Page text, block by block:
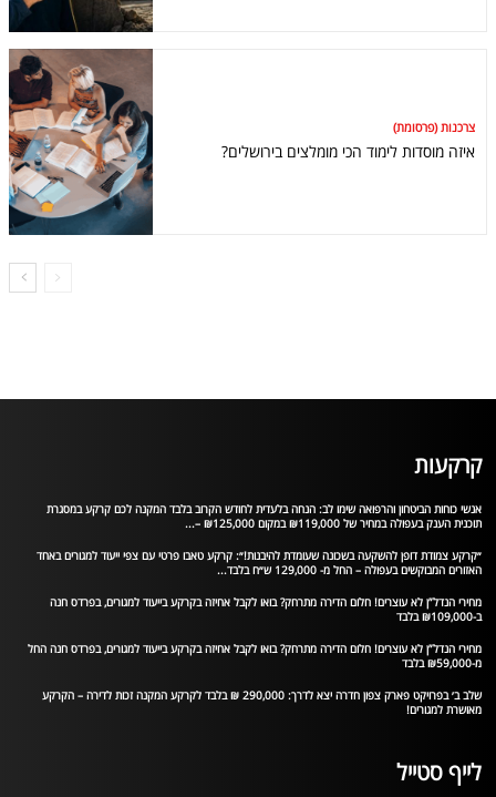
צרכנות (פרסומת)
איזה מוסדות לימוד הכי מומלצים בירושלים?
קרקעות
אנשי כוחות הביטחון והרפואה שימו לב: הנחה בלעדית לחודש הקרוב בלבד המקנה לכם קרקע במסגרת
תוכנית הענק בעפולה במחיר של ₪119,000 במקום ₪125,000 –...
״קרקע צמודת דופן להשקעה בשכונה שעומדת להיבנות!״: קרקע טאבו פרטי עם צפי ייעוד למגורים באחד
האזורים המבוקשים בעפולה – החל מ- 129,000 ש״ח בלבד...
מחירי הנדל”ן לא עוצרים! חלום הדירה מתרחק? בואו לקבל אחיזה בקרקע בייעוד למגורים, בפרדס חנה
ב-₪109,000 בלבד
מחירי הנדל”ן לא עוצרים! חלום הדירה מתרחק? בואו לקבל אחיזה בקרקע בייעוד למגורים, בפרדס חנה החל
מ-₪59,000 בלבד
שלב ב׳ בפרויקט פארק צפון חדרה יצא לדרך: 290,000 ₪ בלבד לקרקע המקנה זכות לדירה – הקרקע
מאושרת למגורים!
לייף סטייל